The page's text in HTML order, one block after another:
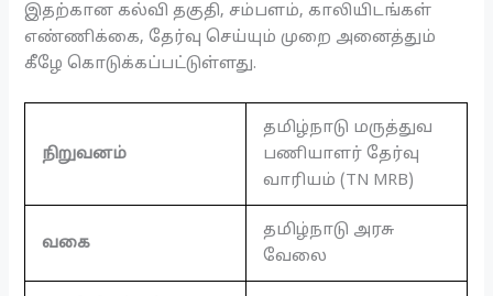
இதற்கான கல்வி தகுதி, சம்பளம், காலியிடங்கள்
எண்ணிக்கை, தேர்வு செய்யும் முறை அனைத்தும்
கீழே கொடுக்கப்பட்டுள்ளது.
நிறுவனம்
தமிழ்நாடு மருத்துவ
பணியாளர் தேர்வு
வாரியம் (TN MRB)
வகை
தமிழ்நாடு அரசு
வேலை